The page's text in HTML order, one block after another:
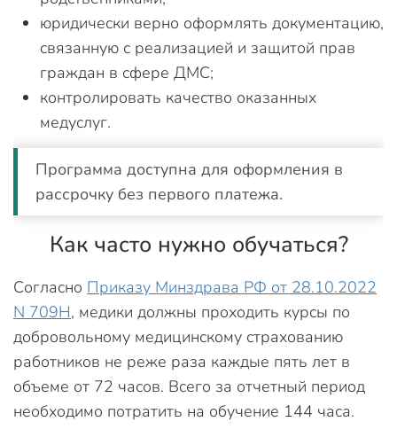
юридически верно оформлять документацию,
связанную с реализацией и защитой прав
граждан в сфере ДМС;
контролировать качество оказанных
медуслуг.
Программа доступна для оформления в
рассрочку без первого платежа.
Как часто нужно обучаться?
Согласно Приказу Минздрава РФ от 28.10.2022
N 709Н, медики должны проходить курсы по
добровольному медицинскому страхованию
работников не реже раза каждые пять лет в
объеме от 72 часов. Всего за отчетный период
необходимо потратить на обучение 144 часа.